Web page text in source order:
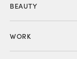
BEAUTY
WORK